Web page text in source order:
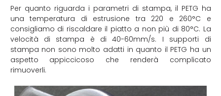
Per quanto riguarda i parametri di stampa, il PETG ha
una temperatura di estrusione tra 220 e 260°C e
consigliamo di riscaldare il piatto a non più di 80°C. La
velocità di stampa è di 40-60mm/s. I supporti di
stampa non sono molto adatti in quanto il PETG ha un
aspetto appiccicoso che renderà complicato
rimuoverli.